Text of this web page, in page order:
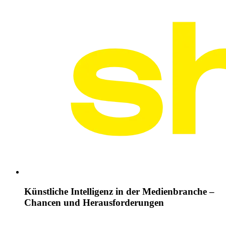
Künstliche Intelligenz in der Medienbranche –
Chancen und Herausforderungen